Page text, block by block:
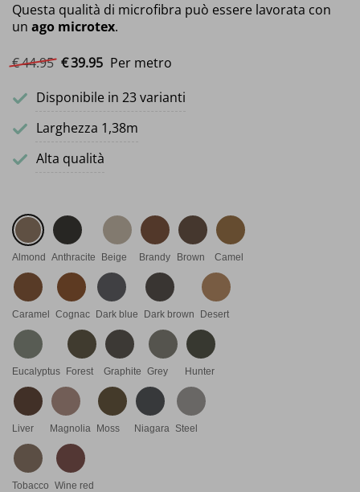
Questa qualità di microfibra può essere lavorata con
un ago microtex.
€44.95 Il prezzo originale era: €44.95.
€39.95Il prezzo attuale è: €39.95.
Per metro
Disponibile in 23 varianti
Larghezza 1,38m
Alta qualità
Almond Anthracite Beige Brandy Brown Camel
Caramel Cognac Dark blue Dark brown Desert
Eucalyptus Forest Graphite Grey Hunter
Liver Magnolia Moss Niagara Steel
Tobacco Wine red